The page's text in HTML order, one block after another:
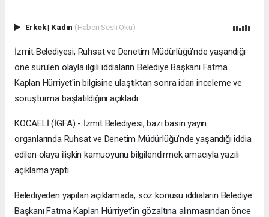
Erkek| Kadın (Haberi Sesli Oku)
İzmit Belediyesi, Ruhsat ve Denetim Müdürlüğü'nde yaşandığı
öne sürülen olayla ilgili iddiaların Belediye Başkanı Fatma
Kaplan Hürriyet'in bilgisine ulaştıktan sonra idari inceleme ve
soruşturma başlatıldığını açıkladı.
KOCAELİ (İGFA) - İzmit Belediyesi, bazı basın yayın
organlarında Ruhsat ve Denetim Müdürlüğü'nde yaşandığı iddia
edilen olaya ilişkin kamuoyunu bilgilendirmek amacıyla yazılı
açıklama yaptı.
Belediyeden yapılan açıklamada, söz konusu iddiaların Belediye
Başkanı Fatma Kaplan Hürriyet'in gözaltına alınmasından önce